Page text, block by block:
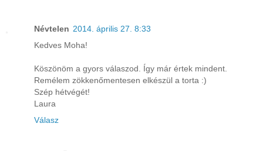
Névtelen 2014. április 27. 8:33
Kedves Moha!
Köszönöm a gyors válaszod. Így már értek mindent.
Remélem zökkenőmentesen elkészül a torta :)
Szép hétvégét!
Laura
Válasz